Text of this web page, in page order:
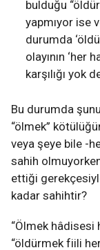
bulduğu
yapmıyor ise
durumda
olayının ‘her
karşılığı yok
Bu durumda
“ölmek”
veya şeye bile -
sahih
ettiği
kadar sahihtir?
“Ölmek hâdisesi
“öldürmek fiili